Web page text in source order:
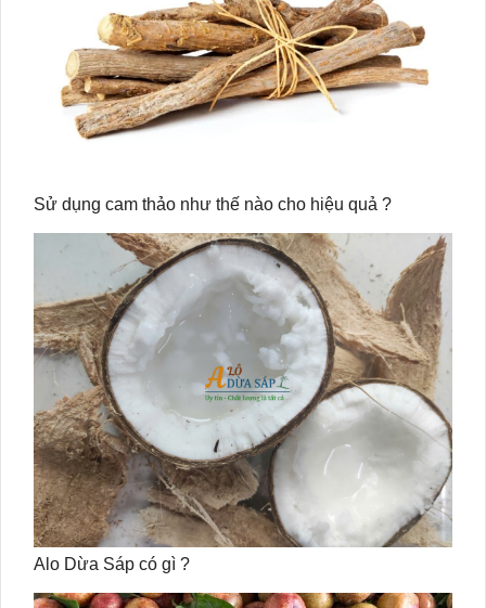
Sử dụng cam thảo như thế nào cho hiệu quả ?
Alo Dừa Sáp có gì ?